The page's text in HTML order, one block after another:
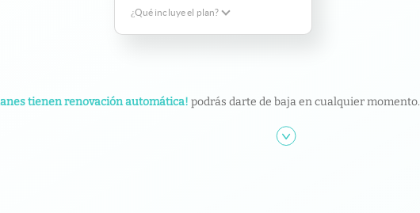
¿Qué incluye el plan?
tienen renovación automática! podrás darte de baja en cualquier momento.